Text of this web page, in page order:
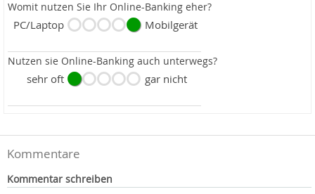
Womit nutzen Sie Ihr Online-Banking eher?
PC/Laptop Mobilgerät
Nutzen sie Online-Banking auch unterwegs?
sehr oft gar nicht
Kommentare
Kommentar schreiben